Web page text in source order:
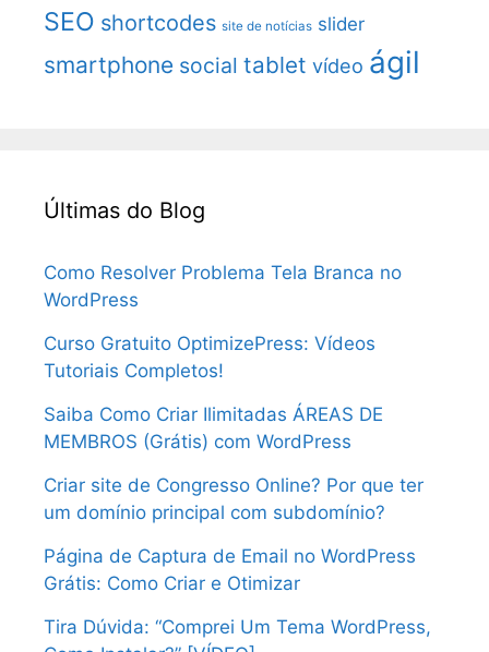
SEO shortcodes site de notícias slider
smartphone social tablet vídeo ágil
Últimas do Blog
Como Resolver Problema Tela Branca no
WordPress
Curso Gratuito OptimizePress: Vídeos
Tutoriais Completos!
Saiba Como Criar Ilimitadas ÁREAS DE
MEMBROS (Grátis) com WordPress
Criar site de Congresso Online? Por que ter
um domínio principal com subdomínio?
Página de Captura de Email no WordPress
Grátis: Como Criar e Otimizar
Tira Dúvida: “Comprei Um Tema WordPress,